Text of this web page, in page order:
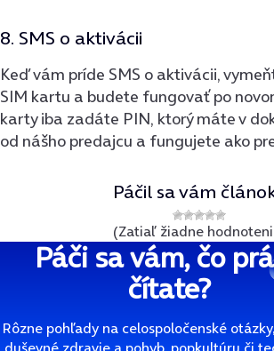
8. SMS o aktivácii
Keď vám príde SMS o aktivácii,
SIM kartu a budete fungovať po
karty iba zadáte PIN, ktorý máte v
od nášho predajcu a fungujete ako
Páčil sa vám
(Zatiaľ žiadne
Páči sa vám, čo
čítate?
Rôzne pohľady na celospoločenské